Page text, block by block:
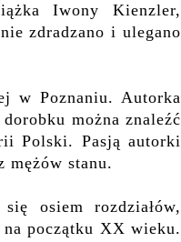
Iwony Kienzler,
zdradzano i ulegano
w Poznaniu. Autorka
można znaleźć
Polski. Pasją autorki
mężów stanu.
osiem rozdziałów,
początku XX wieku.